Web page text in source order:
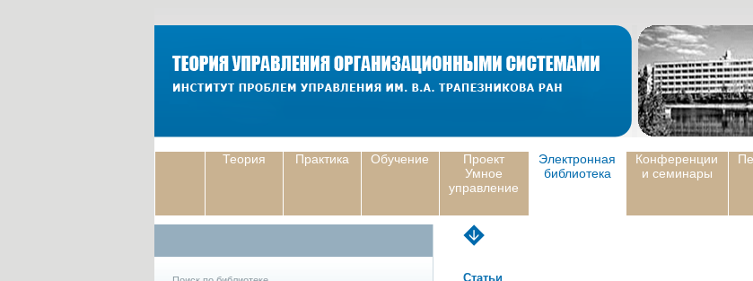
Теория Практика Обучение
Проект
Умное
управление
Электронная
библиотека
Конференции
и семинары
Статьи